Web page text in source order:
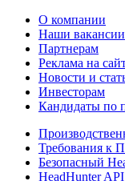
О компании
Наши вакансии
Партнерам
Реклама на
Новости и
Инвесторам
Кандидаты по
Требования к
Безопасный
HeadHunter API